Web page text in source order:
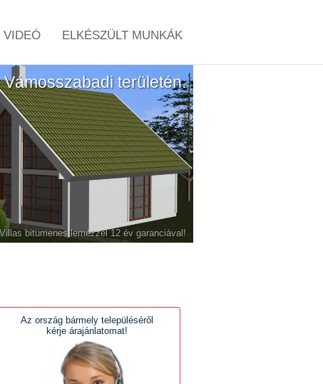
VIDEÓ ELKÉSZÜLT MUNKÁK
területén.
bitumenes lemezzel 12 év garanciával!
Az ország bármely településéről
kérje árajánlatomat!